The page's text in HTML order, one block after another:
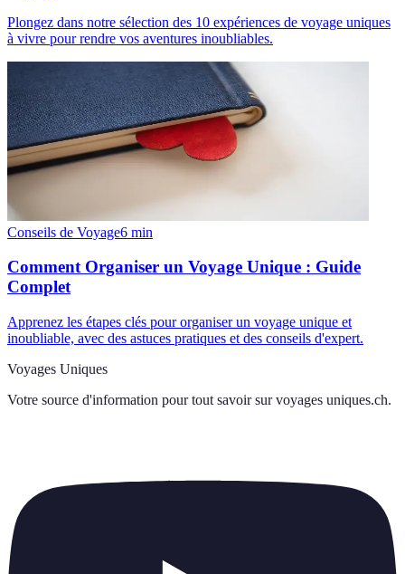
Plongez dans notre sélection des 10 expériences de voyage uniques
à vivre pour rendre vos aventures inoubliables.
Conseils de Voyage6 min
Comment Organiser un Voyage Unique : Guide
Complet
Apprenez les étapes clés pour organiser un voyage unique et
inoubliable, avec des astuces pratiques et des conseils d'expert.
Voyages Uniques
Votre source d'information pour tout savoir sur voyages uniques.ch.